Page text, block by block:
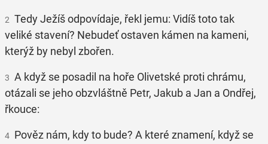
2 Tedy Ježíš odpovídaje, řekl jemu: Vidíš toto tak
veliké stavení? Nebudeť ostaven kámen na kameni,
kterýž by nebyl zbořen.
3 A když se posadil na hoře Olivetské proti chrámu,
otázali se jeho obzvláštně Petr, Jakub a Jan a Ondřej,
řkouce:
4 Pověz nám, kdy to bude? A které znamení, když se